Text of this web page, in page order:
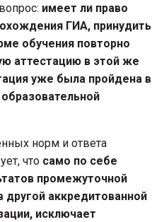
имеет ли право
ГИА, принудить
обучения повторно
аттестацию в этой же
уже была пройдена в
норм и ответа
что само по себе
промежуточной
другой аккредитованной
исключает